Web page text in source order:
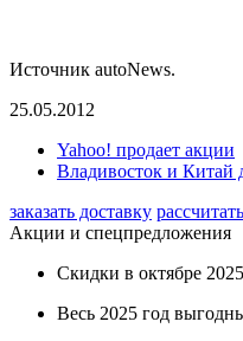
Источник autoNews.
25.05.2012
Yahoo! продает акции
Владивосток и Китай
заказать доставку
Акции и спецпредложения
Скидки в октябре
Весь 2025 год